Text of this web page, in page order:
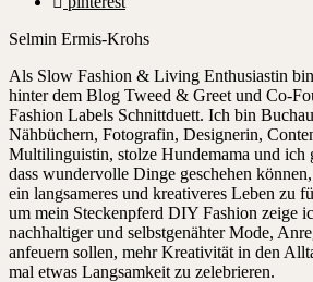
Selmin Ermis-Krohs
Als Slow Fashion & Living Enthusiastin
hinter dem Blog Tweed & Greet und Co-
Fashion Labels Schnittduett. Ich bin
Nähbüchern, Fotografin, Designerin,
Multilinguistin, stolze Hundemama und ich
dass wundervolle Dinge geschehen
ein langsameres und kreativeres Leben zu
um mein Steckenpferd DIY Fashion zeige
nachhaltiger und selbstgenähter Mode,
anfeuern sollen, mehr Kreativität in den
mal etwas Langsamkeit zu zelebrieren.